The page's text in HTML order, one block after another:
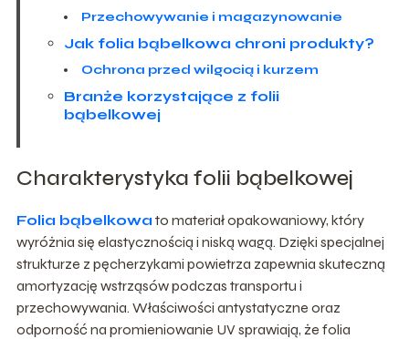
Przechowywanie i magazynowanie
Jak folia bąbelkowa chroni produkty?
Ochrona przed wilgocią i kurzem
Branże korzystające z folii
bąbelkowej
Charakterystyka folii bąbelkowej
Folia bąbelkowato materiał opakowaniowy, który
wyróżnia się elastycznością i niską wagą. Dzięki specjalnej
strukturze z pęcherzykami powietrza zapewnia skuteczną
amortyzację wstrząsów podczas transportu i
przechowywania. Właściwości antystatyczne oraz
odporność na promieniowanie UV sprawiają, że folia